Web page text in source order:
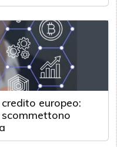
europeo:
scommettono